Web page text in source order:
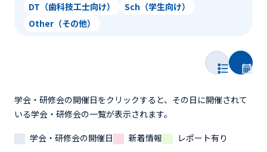
DT（歯科技工士向け）
Sch（学生向け）
Other（その他）
学会・研修会の開催日をクリックすると、その日に開催されて
いる学会・研修会の一覧が表示されます。
学会・研修会の開催日
新着情報 レポート有り